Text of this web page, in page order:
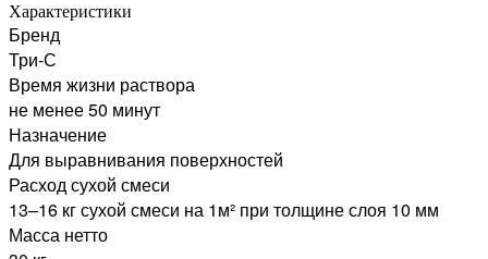
Характеристики
Бренд
Три-С
Время жизни раствора
не менее 50 минут
Назначение
Для выравнивания поверхностей
Расход сухой смеси
13–16 кг сухой смеси на 1м² при толщине слоя 10 мм
Масса нетто